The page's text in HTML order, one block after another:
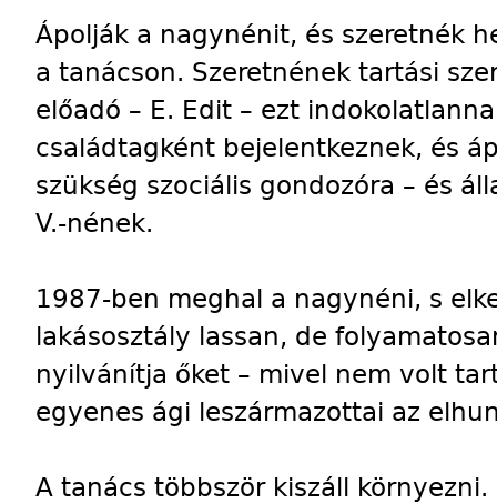
Ápolják a nagynénit, és szeretnék
a tanácson. Szeretnének tartási
előadó – E. Edit – ezt
családtagként bejelentkeznek, és
szükség szociális gondozóra – és
V.-nének.
1987-ben meghal a nagynéni, s
lakásosztály lassan, de
nyilvánítja őket – mivel nem volt
egyenes ági leszármazottai az
A tanács többször kiszáll